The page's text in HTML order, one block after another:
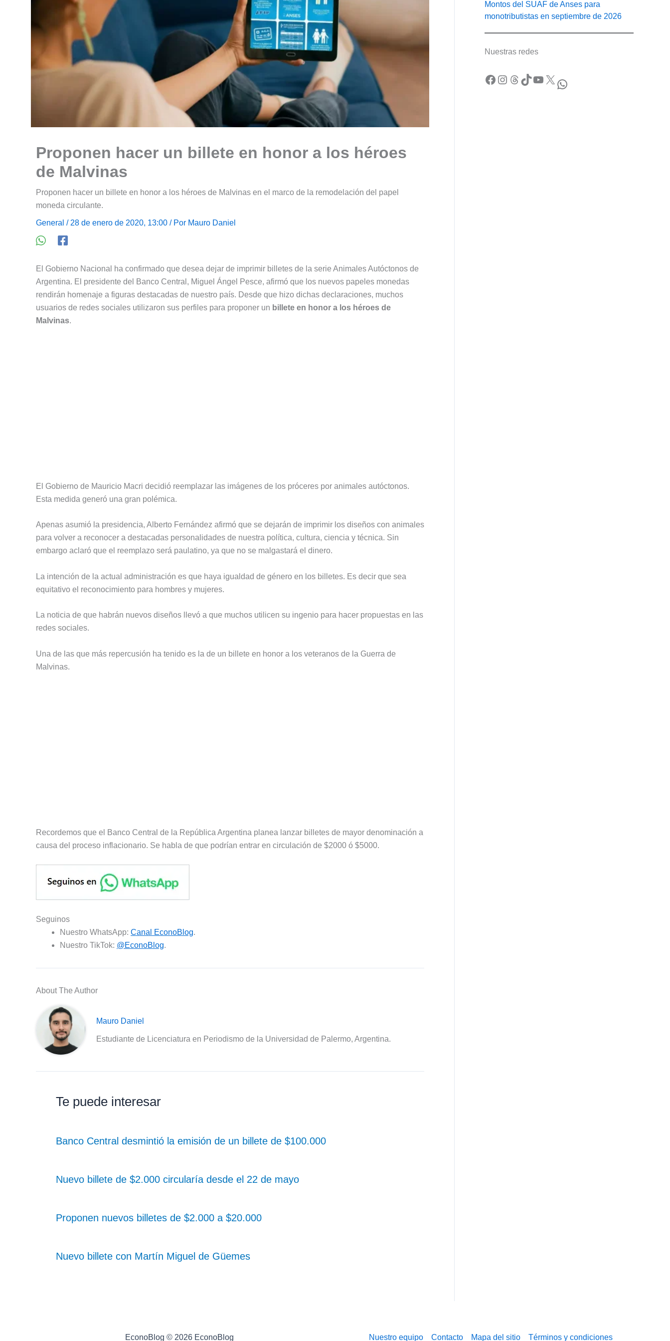
Proponen hacer un billete en honor a los héroes
de Malvinas
Proponen hacer un billete en honor a los héroes de Malvinas en el marco de la remodelación del papel
moneda circulante.
General / 28 de enero de 2020, 13:00 / Por Mauro Daniel
El Gobierno Nacional ha confirmado que desea dejar de imprimir billetes de la serie Animales Autóctonos de
Argentina. El presidente del Banco Central, Miguel Ángel Pesce, afirmó que los nuevos papeles monedas
rendirán homenaje a figuras destacadas de nuestro país. Desde que hizo dichas declaraciones, muchos
usuarios de redes sociales utilizaron sus perfiles para proponer un billete en honor a los héroes de
Malvinas.
El Gobierno de Mauricio Macri decidió reemplazar las imágenes de los próceres por animales autóctonos.
Esta medida generó una gran polémica.
Apenas asumió la presidencia, Alberto Fernández afirmó que se dejarán de imprimir los diseños con animales
para volver a reconocer a destacadas personalidades de nuestra política, cultura, ciencia y técnica. Sin
embargo aclaró que el reemplazo será paulatino, ya que no se malgastará el dinero.
La intención de la actual administración es que haya igualdad de género en los billetes. Es decir que sea
equitativo el reconocimiento para hombres y mujeres.
La noticia de que habrán nuevos diseños llevó a que muchos utilicen su ingenio para hacer propuestas en las
redes sociales.
Una de las que más repercusión ha tenido es la de un billete en honor a los veteranos de la Guerra de
Malvinas.
Recordemos que el Banco Central de la República Argentina planea lanzar billetes de mayor denominación a
causa del proceso inflacionario. Se habla de que podrían entrar en circulación de $2000 ó $5000.
Seguinos
Nuestro WhatsApp: Canal EconoBlog.
Nuestro TikTok: @EconoBlog.
About The Author
Mauro Daniel
Estudiante de Licenciatura en Periodismo de la Universidad de Palermo, Argentina.
Te puede interesar
Banco Central desmintió la emisión de un billete de $100.000
Nuevo billete de $2.000 circularía desde el 22 de mayo
Proponen nuevos billetes de $2.000 a $20.000
Nuevo billete con Martín Miguel de Güemes
Montos del SUAF de Anses para
monotributistas en septiembre de 2026
Nuestras redes
Facebook Instagram Threads TikTok YouTube X WhatsApp
EconoBlog © 2026 EconoBlog Nuestro equipo Contacto Mapa del sitio Términos y condiciones